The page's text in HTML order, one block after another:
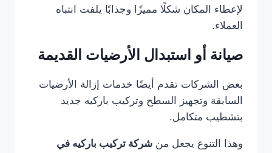
لإعطاء المكان شكلًا مميزًا وجذابًا يلفت انتباه
العملاء.
صيانة أو استبدال الأرضيات القديمة
بعض الشركات تقدم أيضًا خدمات إزالة الأرضيات
السابقة وتجهيز السطح وتركيب باركيه جديد
بتشطيب متكامل.
وهذا التنوع يجعل من شركة تركيب باركيه في